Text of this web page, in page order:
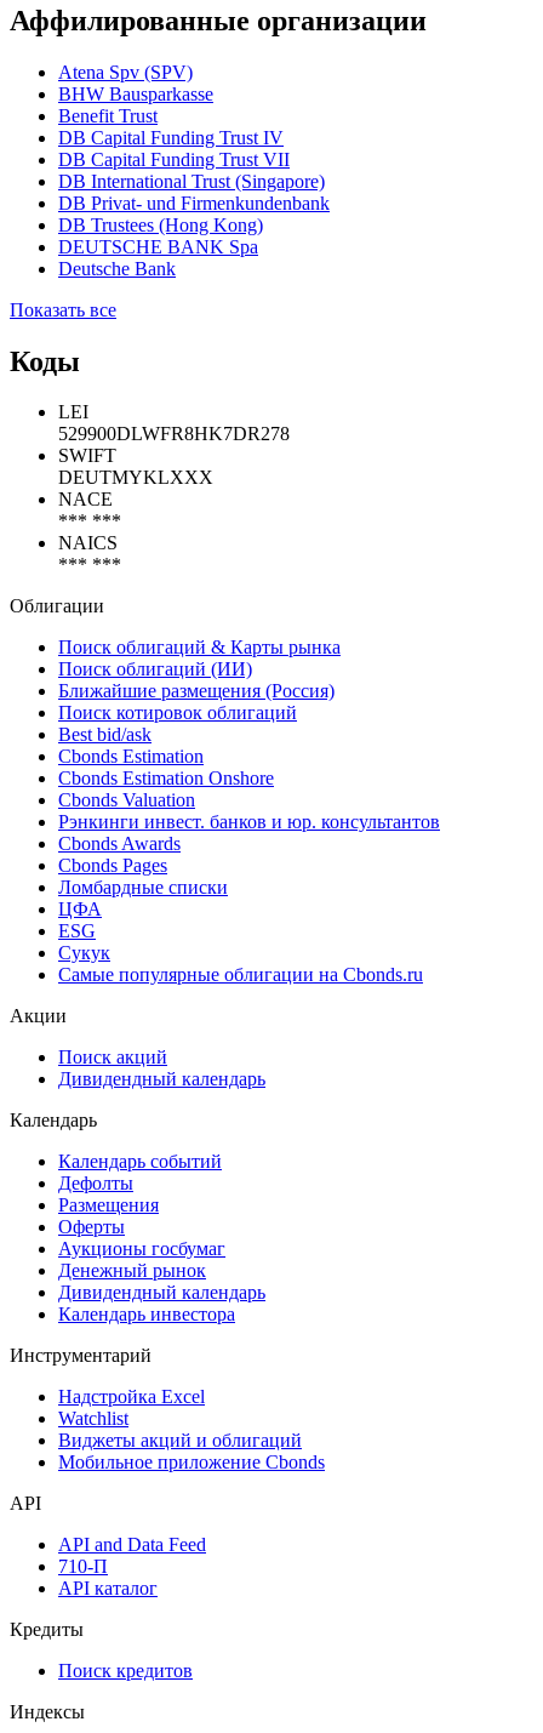
Аффилированные организации
Atena Spv (SPV)
BHW Bausparkasse
Benefit Trust
DB Capital Funding Trust IV
DB Capital Funding Trust VII
DB International Trust (Singapore)
DB Privat- und Firmenkundenbank
DB Trustees (Hong Kong)
DEUTSCHE BANK Spa
Deutsche Bank
Показать все
Коды
LEI
529900DLWFR8HK7DR278
SWIFT
DEUTMYKLXXX
NACE
*** ***
NAICS
*** ***
Облигации
Поиск облигаций & Карты рынка
Поиск облигаций (ИИ)
Ближайшие размещения (Россия)
Поиск котировок облигаций
Best bid/ask
Cbonds Estimation
Cbonds Estimation Onshore
Cbonds Valuation
Рэнкинги инвест. банков и юр. консультантов
Cbonds Awards
Cbonds Pages
Ломбардные списки
ЦФА
ESG
Сукук
Самые популярные облигации на Cbonds.ru
Акции
Поиск акций
Дивидендный календарь
Календарь
Календарь событий
Дефолты
Размещения
Оферты
Аукционы госбумаг
Денежный рынок
Дивидендный календарь
Календарь инвестора
Инструментарий
Надстройка Excel
Watchlist
Виджеты акций и облигаций
Мобильное приложение Cbonds
API
API and Data Feed
710-П
API каталог
Кредиты
Поиск кредитов
Индексы